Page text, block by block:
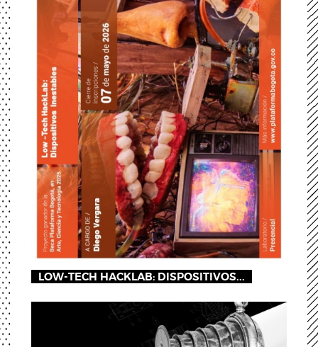
LOW-TECH HACKLAB: DISPOSITIVOS...